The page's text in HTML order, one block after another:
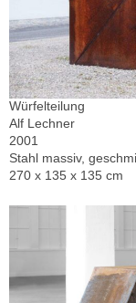
Würfelteilung
Alf Lechner
2001
Stahl massiv,
270 x 135 x 135 cm